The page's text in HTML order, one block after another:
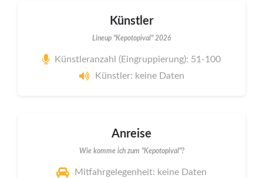
Künstler
Lineup "Kepotopival" 2026
Künstleranzahl (Eingruppierung): 51-100
Künstler: keine Daten
Anreise
Wie komme ich zum "Kepotopival"?
Mitfahrgelegenheit: keine Daten